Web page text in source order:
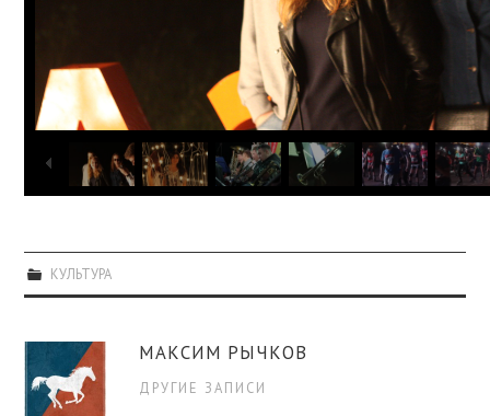
КУЛЬТУРА
МАКСИМ РЫЧКОВ
ДРУГИЕ ЗАПИСИ